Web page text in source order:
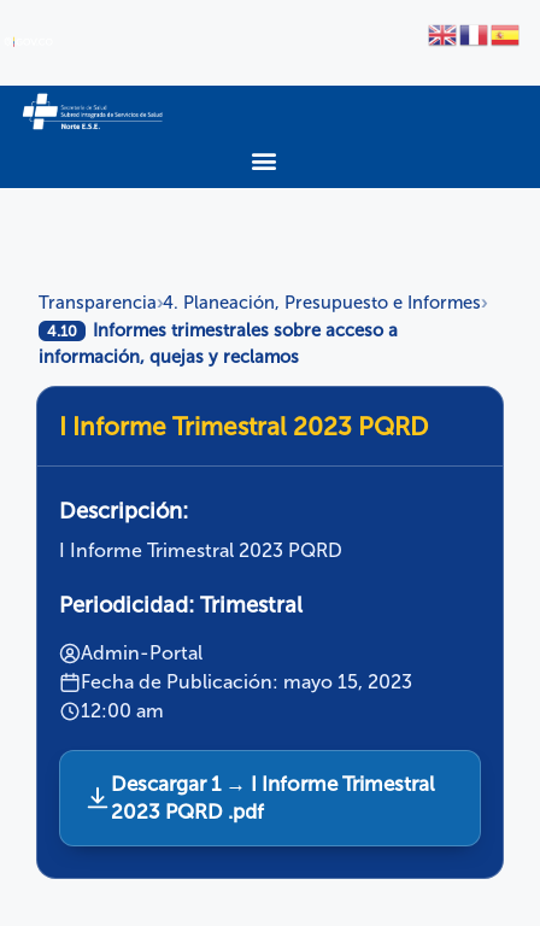
Transparencia›4. Planeación, Presupuesto e Informes›
4.10
Informes trimestrales sobre acceso a
información, quejas y reclamos
I Informe Trimestral 2023 PQRD
Descripción:
I Informe Trimestral 2023 PQRD
Periodicidad: Trimestral
Admin-Portal
Fecha de Publicación: mayo 15, 2023
12:00 am
Descargar 1 → I Informe Trimestral
2023 PQRD .pdf